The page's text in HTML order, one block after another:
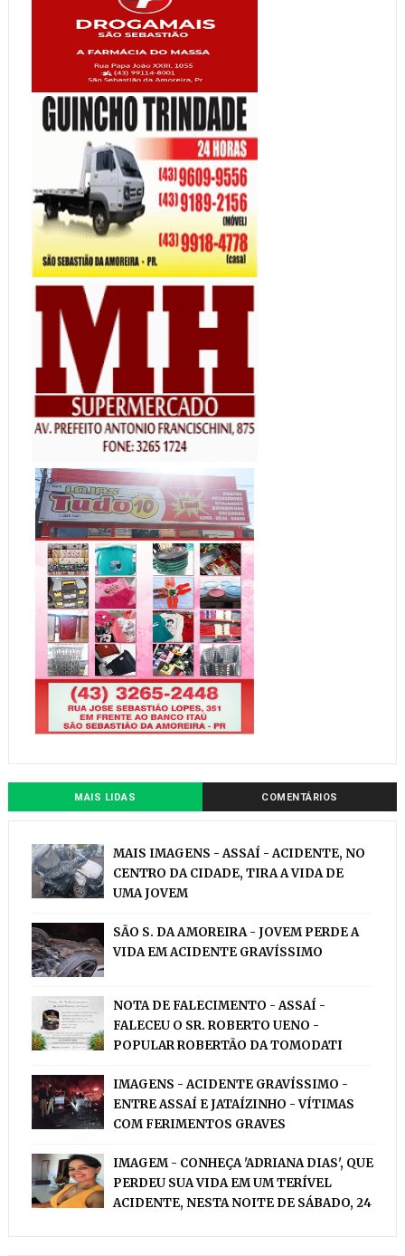
MAIS LIDAS COMENTÁRIOS
MAIS IMAGENS - ASSAÍ - ACIDENTE, NO
CENTRO DA CIDADE, TIRA A VIDA DE
UMA JOVEM
SÃO S. DA AMOREIRA - JOVEM PERDE A
VIDA EM ACIDENTE GRAVÍSSIMO
NOTA DE FALECIMENTO - ASSAÍ -
FALECEU O SR. ROBERTO UENO -
POPULAR ROBERTÃO DA TOMODATI
IMAGENS - ACIDENTE GRAVÍSSIMO -
ENTRE ASSAÍ E JATAÍZINHO - VÍTIMAS
COM FERIMENTOS GRAVES
IMAGEM - CONHEÇA 'ADRIANA DIAS', QUE
PERDEU SUA VIDA EM UM TERÍVEL
ACIDENTE, NESTA NOITE DE SÁBADO, 24